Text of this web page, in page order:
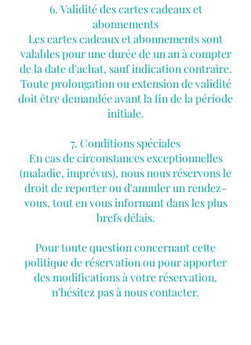
6. Validité des cartes cadeaux et
abonnements
Les cartes cadeaux et abonnements sont
valables pour une durée de un an à compter
de la date d'achat, sauf indication contraire.
Toute prolongation ou extension de validité
doit être demandée avant la fin de la période
initiale.
7. Conditions spéciales
En cas de circonstances exceptionnelles
(maladie, imprévus), nous nous réservons le
droit de reporter ou d'annuler un rendez-
vous, tout en vous informant dans les plus
brefs délais.
Pour toute question concernant cette
politique de réservation ou pour apporter
des modifications à votre réservation,
n’hésitez pas à nous contacter.